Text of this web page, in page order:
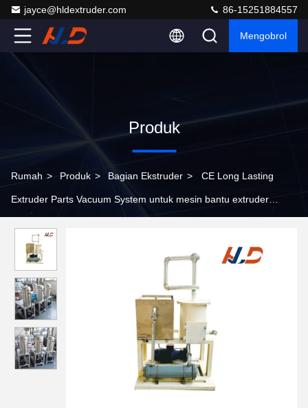
jayce@hldextruder.com 86-15251884557
Mengobrol
Produk
Rumah > Produk > Bagian Ekstruder > CE Long Lasting
Extruder Parts Vacuum System untuk mesin bantu extruder